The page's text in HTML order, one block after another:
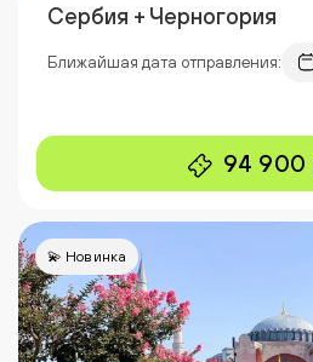
Сербия + Черногория
Ближайшая дата отправления:
94 900
💫 Новинка